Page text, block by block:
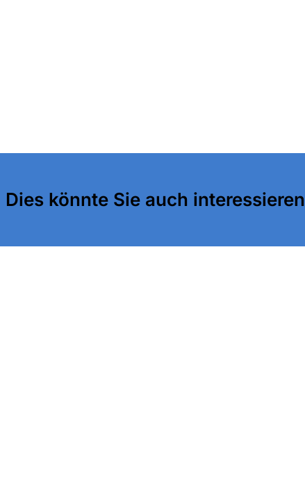
Dies könnte Sie auch interessieren